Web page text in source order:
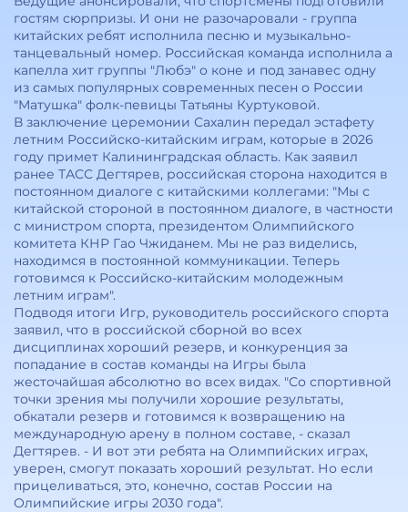
гостям сюрпризы. И они не разочаровали - группа
китайских ребят исполнила песню и музыкально-
танцевальный номер. Российская команда исполнила а
капелла хит группы "Любэ" о коне и под занавес одну
из самых популярных современных песен о России
"Матушка" фолк-певицы Татьяны Куртуковой.
В заключение церемонии Сахалин передал эстафету
летним Российско-китайским играм, которые в 2026
году примет Калининградская область. Как заявил
ранее ТАСС Дегтярев, российская сторона находится в
постоянном диалоге с китайскими коллегами: "Мы с
китайской стороной в постоянном диалоге, в частности
с министром спорта, президентом Олимпийского
комитета КНР Гао Чжиданем. Мы не раз виделись,
находимся в постоянной коммуникации. Теперь
готовимся к Российско-китайским молодежным
летним играм".
Подводя итоги Игр, руководитель российского спорта
заявил, что в российской сборной во всех
дисциплинах хороший резерв, и конкуренция за
попадание в состав команды на Игры была
жесточайшая абсолютно во всех видах. "Со спортивной
точки зрения мы получили хорошие результаты,
обкатали резерв и готовимся к возвращению на
международную арену в полном составе, - сказал
Дегтярев. - И вот эти ребята на Олимпийских играх,
уверен, смогут показать хороший результат. Но если
прицеливаться, это, конечно, состав России на
Олимпийские игры 2030 года".